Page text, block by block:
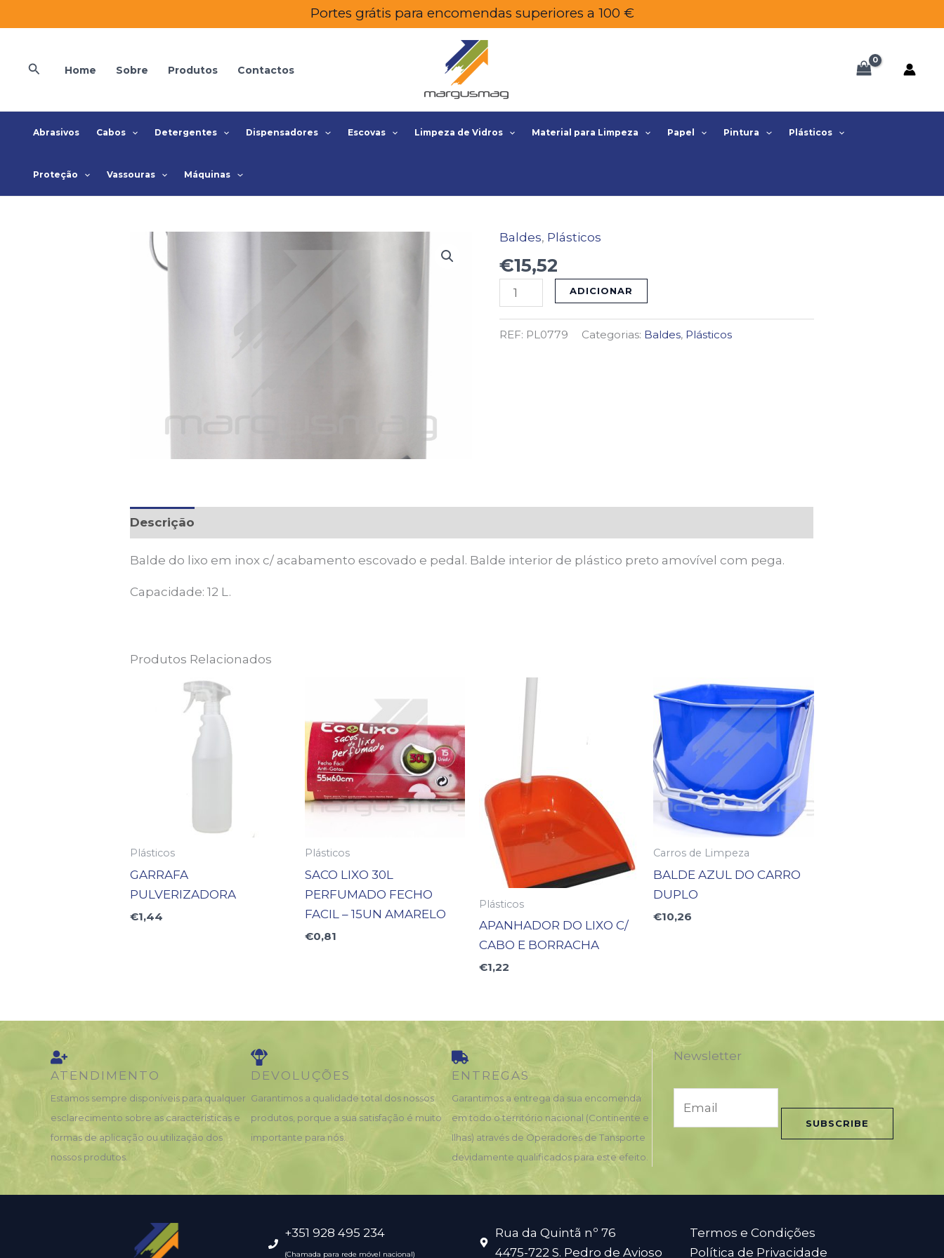
to
Portes grátis para encomendas superiores a 100 €
SearchHome Sobre Produtos Contactos
Abrasivos Cabos Detergentes Dispensadores Escovas Limpeza de Vidros Material para Limpeza Papel Pintura Plásticos
Proteção Vassouras Máquinas
Baldes, Plásticos
€15,52
Quantidade
de
BALDE
INOX
12
L
ADICIONAR
REF: PL0779 Categorias: Baldes, Plásticos
Descrição
Balde do lixo em inox c/ acabamento escovado e pedal. Balde interior de plástico preto amovível com pega.
Capacidade: 12 L.
Produtos Relacionados
Plásticos
GARRAFA
PULVERIZADORA
€1,44
Plásticos
SACO LIXO 30L
PERFUMADO FECHO
FACIL – 15UN AMARELO
€0,81
Plásticos
APANHADOR DO LIXO C/
CABO E BORRACHA
€1,22
Carros de Limpeza
BALDE AZUL DO CARRO
DUPLO
€10,26
ATENDIMENTO
Estamos sempre disponíveis para qualquer
esclarecimento sobre as características e
formas de aplicação ou utilização dos
nossos produtos.
DEVOLUÇÕES
Garantimos a qualidade total dos nossos
produtos, porque a sua satisfação é muito
importante para nós.
ENTREGAS
Garantimos a entrega da sua encomenda
em todo o território nacional (Continente e
Ilhas) através de Operadores de Tansporte
devidamente qualificados para este efeito.
Newsletter
*
SUBSCRIBE
+351 928 495 234
(Chamada para rede móvel nacional)
Rua da Quintã nº 76
4475-722 S. Pedro de Avioso
Termos e Condições
Política de Privacidade